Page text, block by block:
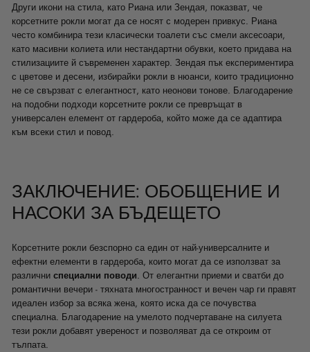
Други икони на стила, като Риана или Зендая, показват, че
корсетните рокли могат да се носят с модерен привкус. Риана
често комбинира тези класически тоалети със смели аксесоари,
като масивни колиета или нестандартни обувки, което придава на
стилизациите й съвременен характер. Зендая пък експериментира
с цветове и десени, избирайки рокли в нюанси, които традиционно
не се свързват с елегантност, като неонови тонове. Благодарение
на подобни подходи корсетните рокли се превръщат в
универсален елемент от гардероба, който може да се адаптира
към всеки стил и повод.
ЗАКЛЮЧЕНИЕ: ОБОБЩЕНИЕ И
НАСОКИ ЗА БЪДЕЩЕТО
Корсетните рокли безспорно са един от най-универсалните и
ефектни елементи в гардероба, които могат да се използват за
различни специални поводи. От елегантни приеми и сватби до
романтични вечери - тяхната многостранност и вечен чар ги правят
идеален избор за всяка жена, която иска да се почувства
специална. Благодарение на умелото подчертаване на силуета
тези рокли добавят увереност и позволяват да се откроим от
тълпата.